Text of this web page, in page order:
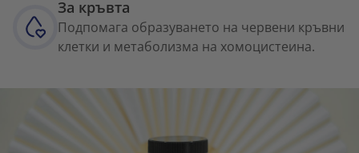
За кръвта
Подпомага образуването на червени кръвни
клетки и метаболизма на хомоцистеина.